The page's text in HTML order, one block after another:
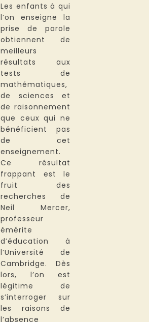
Les enfants à qui
l’on enseigne la
prise de parole
obtiennent de
meilleurs
résultats aux
tests de
mathématiques,
de sciences et
de raisonnement
que ceux qui ne
bénéficient pas
de cet
enseignement.
Ce résultat
frappant est le
fruit des
recherches de
Neil Mercer,
professeur
émérite
d’éducation à
l’Université de
Cambridge. Dès
lors, l’on est
légitime de
s’interroger sur
les raisons de
l’absence